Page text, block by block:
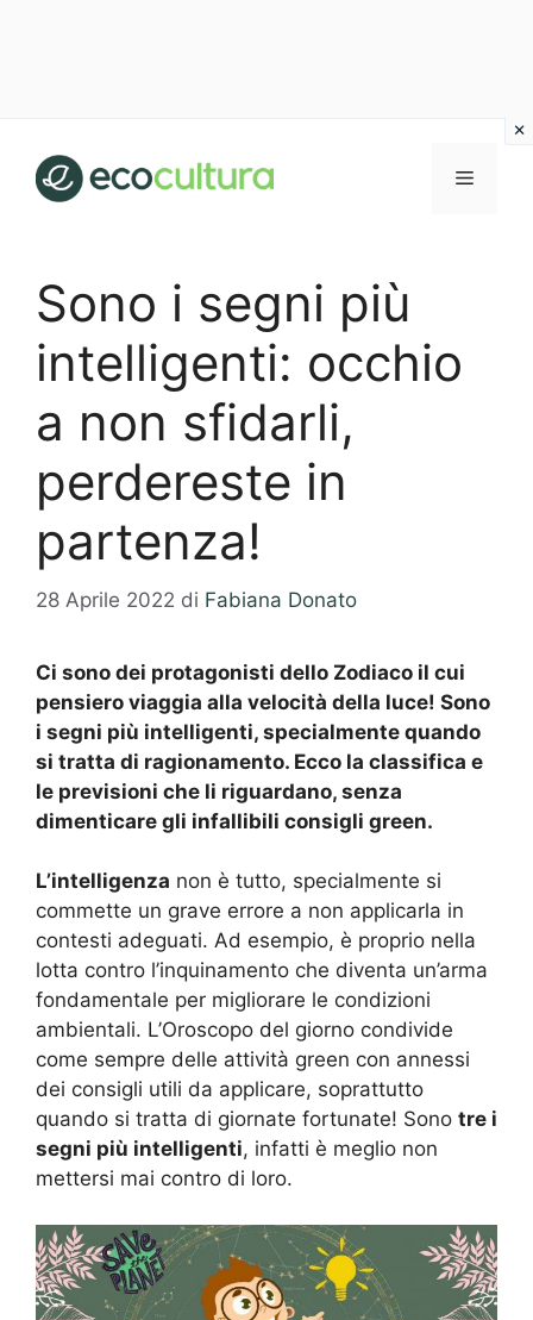
contenuto
MENU
Sono i segni più
intelligenti: occhio
a non sfidarli,
perdereste in
partenza!
28 Aprile 2022 di Fabiana Donato
Ci sono dei protagonisti dello Zodiaco il cui
pensiero viaggia alla velocità della luce! Sono
i segni più intelligenti, specialmente quando
si tratta di ragionamento. Ecco la classifica e
le previsioni che li riguardano, senza
dimenticare gli infallibili consigli green.
L’intelligenza non è tutto, specialmente si
commette un grave errore a non applicarla in
contesti adeguati. Ad esempio, è proprio nella
lotta contro l’inquinamento che diventa un’arma
fondamentale per migliorare le condizioni
ambientali. L’Oroscopo del giorno condivide
come sempre delle attività green con annessi
dei consigli utili da applicare, soprattutto
quando si tratta di giornate fortunate! Sono tre i
segni più intelligenti, infatti è meglio non
mettersi mai contro di loro.